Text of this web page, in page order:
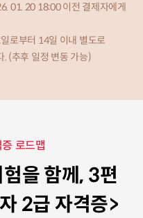
01. 20 18:00 이전 결제자에게
로부터 14일 이내 별도로
(추후 일정 변동 가능)
로드맵
을 함께, 3편
2급 자격증>